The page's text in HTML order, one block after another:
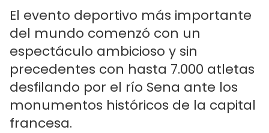
El evento deportivo más importante
del mundo comenzó con un
espectáculo ambicioso y sin
precedentes con hasta 7.000 atletas
desfilando por el río Sena ante los
monumentos históricos de la capital
francesa.